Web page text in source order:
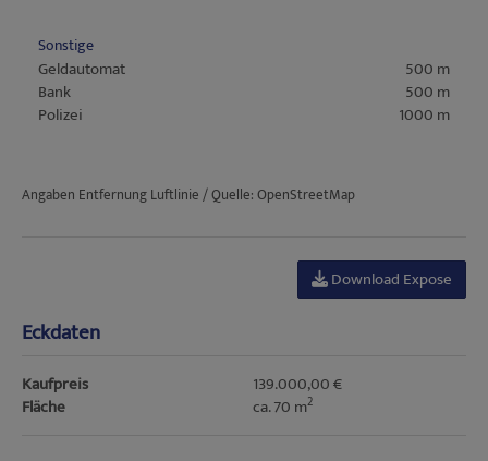
Sonstige
Geldautomat
500 m
Bank
500 m
Polizei
1000 m
Angaben Entfernung Luftlinie / Quelle: OpenStreetMap
Download Expose
Eckdaten
Kaufpreis
139.000,00 €
Fläche
ca. 70 m2